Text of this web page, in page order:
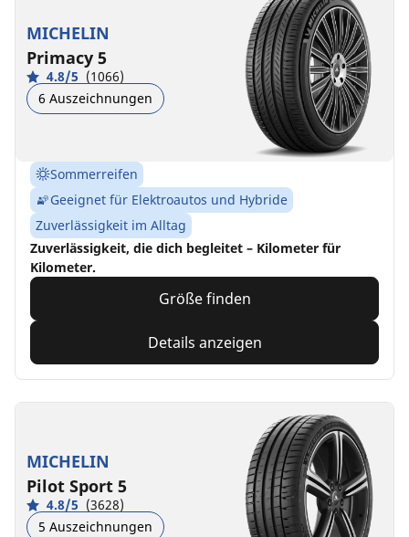
MICHELIN
Primacy 5
4.8/5 (1066)
6 Auszeichnungen
Sommerreifen
Geeignet für Elektroautos und Hybride
Zuverlässigkeit im Alltag
Zuverlässigkeit, die dich begleitet – Kilometer für
Kilometer.
Größe finden
Details anzeigen
MICHELIN
Pilot Sport 5
4.8/5 (3628)
5 Auszeichnungen